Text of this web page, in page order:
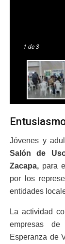
1 de 3
Jóvenes y
Salón de
Zacapa, para
por los
entidades
La actividad
empresas
Esperanza de